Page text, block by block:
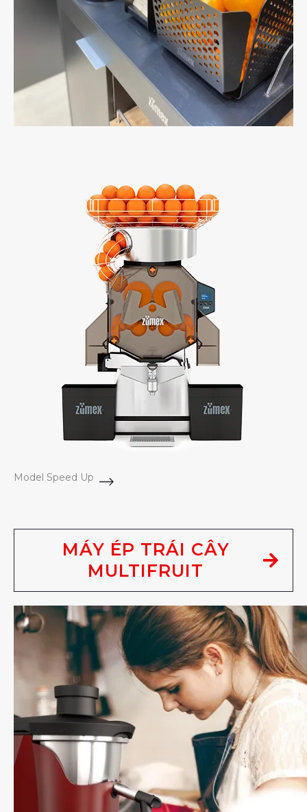
Model Speed Up
MÁY ÉP TRÁI CÂY
MULTIFRUIT